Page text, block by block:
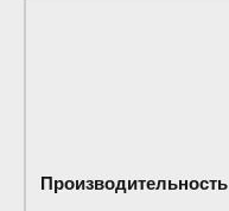
Производительность